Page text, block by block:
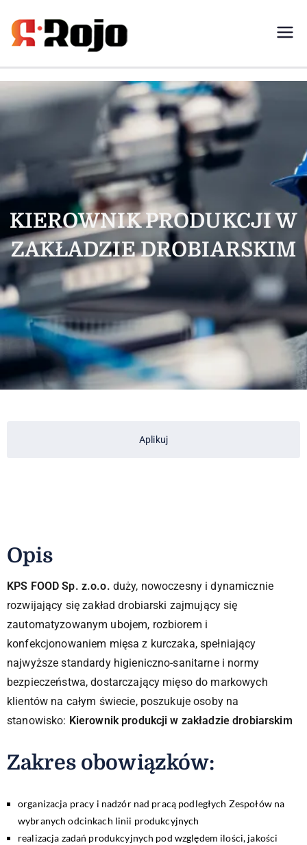
Rojo- agencja pracy świadczymy
rekrutacji między pracodawcą a
pracownikiem
KIEROWNIK PRODUKCJI W
ZAKŁADZIE DROBIARSKIM
Aplikuj
Opis
KPS FOOD Sp. z.o.o. duży, nowoczesny i dynamicznie
rozwijający się zakład drobiarski zajmujący się
zautomatyzowanym ubojem, rozbiorem i
konfekcjonowaniem mięsa z kurczaka, spełniający
najwyższe standardy higieniczno-sanitarne i normy
bezpieczeństwa, dostarczający mięso do markowych
klientów na całym świecie, poszukuje osoby na
stanowisko: Kierownik produkcji w zakładzie drobiarskim
Zakres obowiązków:​
organizacja pracy i nadzór nad pracą podległych Zespołów na
wybranych odcinkach linii produkcyjnych
realizacja zadań produkcyjnych pod względem ilości, jakości